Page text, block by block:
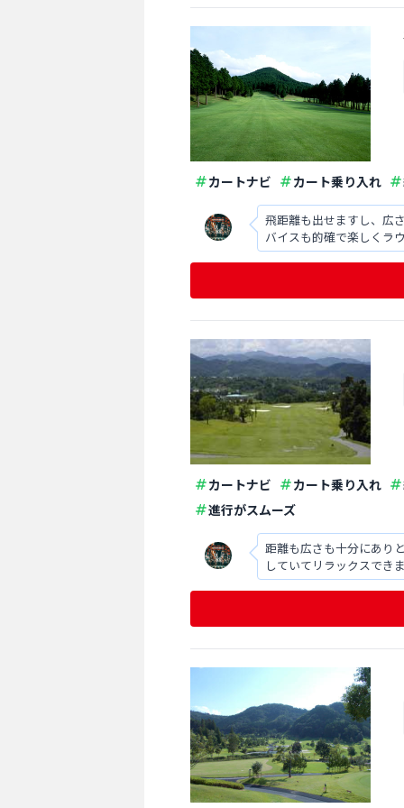
カートナビ カート乗り入れ
飛距離も出せますし、広
バイスも的確で楽しくラ
カートナビ カート乗り入れ
進行がスムーズ
距離も広さも十分にあり
していてリラックスでき